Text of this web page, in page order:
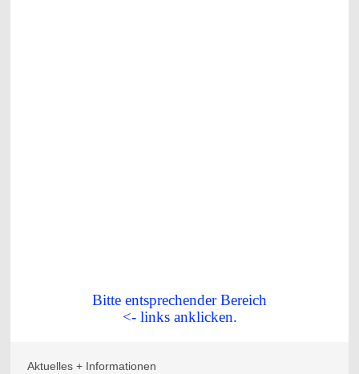
Bitte entsprechender Bereich
<- links anklicken.
Aktuelles + Informationen